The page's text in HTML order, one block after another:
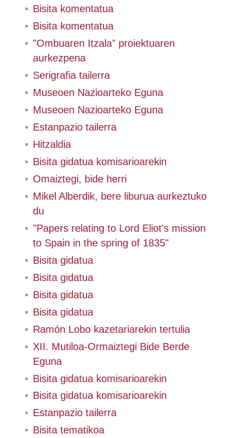
Bisita komentatua
Bisita komentatua
"Ombuaren Itzala" proiektuaren
aurkezpena
Serigrafia tailerra
Museoen Nazioarteko Eguna
Museoen Nazioarteko Eguna
Estanpazio tailerra
Hitzaldia
Bisita gidatua komisarioarekin
Omaiztegi, bide herri
Mikel Alberdik, bere liburua aurkeztuko
du
"Papers relating to Lord Eliot's mission
to Spain in the spring of 1835"
Bisita gidatua
Bisita gidatua
Bisita gidatua
Bisita gidatua
Ramón Lobo kazetariarekin tertulia
XII. Mutiloa-Ormaiztegi Bide Berde
Eguna
Bisita gidatua komisarioarekin
Bisita gidatua komisarioarekin
Estanpazio tailerra
Bisita tematikoa